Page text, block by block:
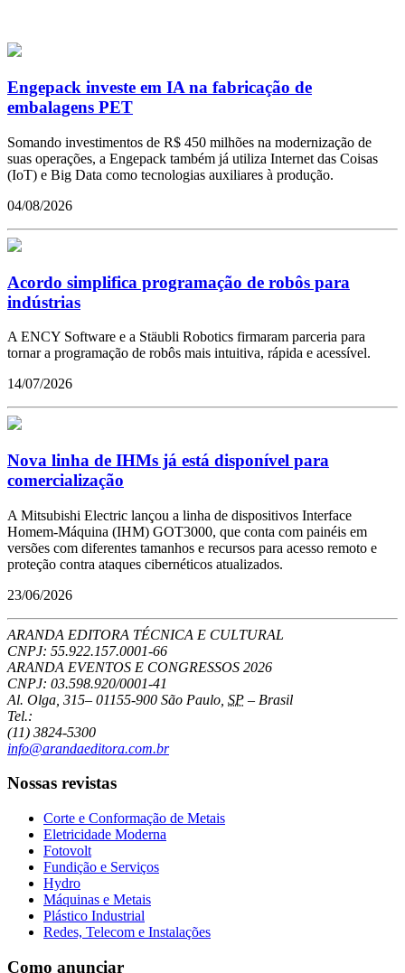
Engepack investe em IA na fabricação de
embalagens PET
Somando investimentos de R$ 450 milhões na modernização de
suas operações, a Engepack também já utiliza Internet das Coisas
(IoT) e Big Data como tecnologias auxiliares à produção.
04/08/2026
Acordo simplifica programação de robôs para
indústrias
A ENCY Software e a Stäubli Robotics firmaram parceria para
tornar a programação de robôs mais intuitiva, rápida e acessível.
14/07/2026
Nova linha de IHMs já está disponível para
comercialização
A Mitsubishi Electric lançou a linha de dispositivos Interface
Homem-Máquina (IHM) GOT3000, que conta com painéis em
versões com diferentes tamanhos e recursos para acesso remoto e
proteção contra ataques cibernéticos atualizados.
23/06/2026
ARANDA EDITORA TÉCNICA E CULTURAL
CNPJ: 55.922.157.0001-66
ARANDA EVENTOS E CONGRESSOS 2026
CNPJ: 03.598.920/0001-41
Al. Olga, 315– 01155-900 São Paulo SP – Brasil
Tel.:
(11) 3824-5300
info@arandaeditora.com.br
Nossas revistas
Corte e Conformação de Metais
Eletricidade Moderna
Fotovolt
Fundição e Serviços
Hydro
Máquinas e Metais
Plástico Industrial
Redes, Telecom e Instalações
Como anunciar